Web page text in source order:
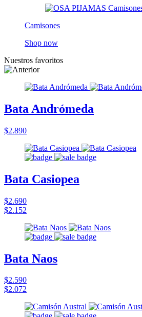
Camisones
Shop now
Nuestros favoritos
Bata Andrómeda
$2.890
Bata Casiopea
$2.690
$2.152
Bata Naos
$2.590
$2.072